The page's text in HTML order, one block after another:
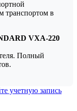
транспортом в
VXA-220
Полный
учетную запись